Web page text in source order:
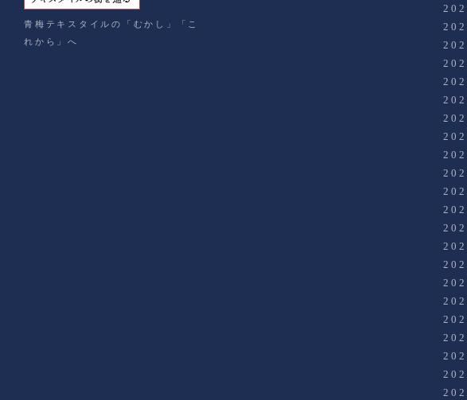
青梅テキスタイルの「むかし」「こ
れから」へ